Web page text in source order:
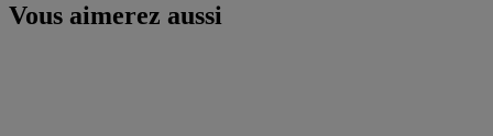
Vous aimerez aussi